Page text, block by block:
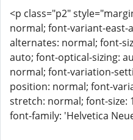
<p class="p2"
normal; font-variant-east-
alternates: normal; font-
auto; font-optical-sizing:
normal; font-variation-
position: normal; font-
stretch: normal; font-size:
font-family: 'Helvetica